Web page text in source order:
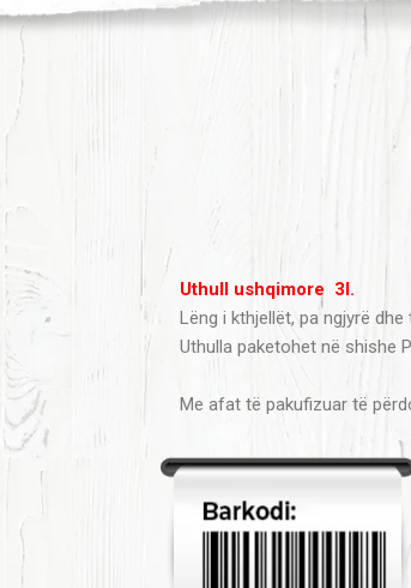
Uthull ushqimore 3l.
Lëng i kthjellët, pa ngjyrë
Uthulla paketohet në shishe
Me afat të pakufizuar të